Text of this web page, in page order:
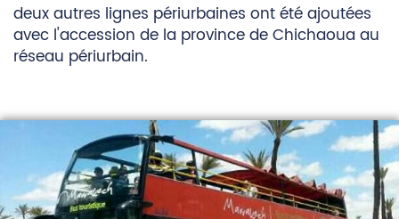
deux autres lignes périurbaines ont été ajoutées
avec l'accession de la province de Chichaoua au
réseau périurbain.